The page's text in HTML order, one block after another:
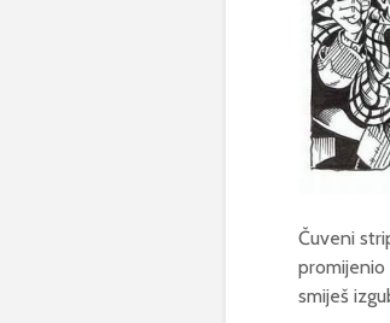
Čuveni
promijenio
smiješ